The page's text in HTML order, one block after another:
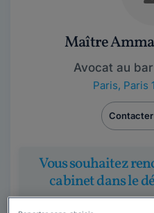
Maître
Avocat au
Paris, Paris
Vous souhaitez
cabinet dans le